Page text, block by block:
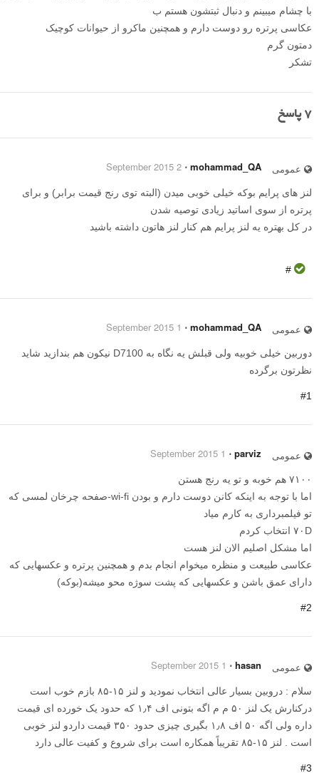
با چشام میبینم و دنبال ثبتشون هستم ب
عکاسی پرتره رو دوست دارم و همچنین ماکرو از حیوانات کوچیک
دمتون گرم
تشکر
7 پاسخ
عمومی mohammad_QA
⋅
2 September 2015
لنز های پرایم بوکه خیلی خوبی میدن (البته توی رنج قیمت برابر) و برای
پرتره از سوی اساتید زیادی توصیه شدن
در کل بهتره یه لنز پرایم هم کنار لنز هاتون داشته باشید
#
عمومی mohammad_QA
⋅
1 September 2015
دوربین خیلی خوبیه ولی قبلش یه نگاه به D7100 نیکون هم بندازید شاید
نظرتون برگرده
#1
عمومی parviz
⋅
1 September 2015
۷۱۰۰ هم خوبه و تو یه رنج هستن
اما با توجه به اینکه کانن دوست دارم و بودن wi-fi-صفحه چرخان لمسی که
تو فیلمبرداری به کارم میاد
۷۰D انتخاب کردم
اما مشکل اصلیم الان لنز هست
عکاسی طبیعت و منظره میخوام انجام بدم و همچنین پرتره و عکسهایی که
دارای عمق باشن و عکسهایی که پشت سوژه محو میشه(بوکه)
#2
عمومی hasan
⋅
1 September 2015
سلام : دروبین بسیار عالی انتخاب نمودید و لنز ۱۵-۸۵ بازم خوب است
درکنارش یک لنز ۵۰ م م اگه بتونی اف ۱٫۴ که حدود یک خورده ای قیمت
داره ولی اگه ۵۰ اف ۱٫۸ بگیری چیزی حدود ۳۵۰ قیمت داردو لنز خوبی
است . لنز ۱۵-۸۵ تقریباً همکاره است برای شروع و کفیت عالی دارد
#3